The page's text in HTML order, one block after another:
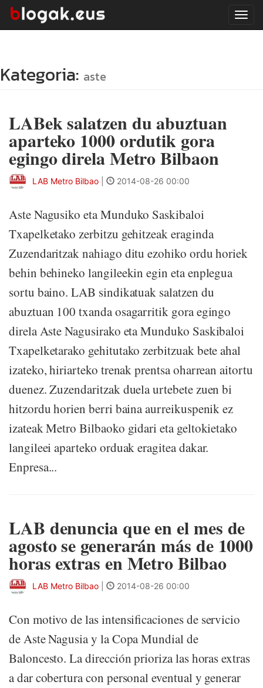
Kategoria: aste
LABek salatzen du abuztuan
aparteko 1000 ordutik gora
egingo direla Metro Bilbaon
LAB Metro Bilbao 2014-08-26 00:00
Aste Nagusiko eta Munduko Saskibaloi
Txapelketako zerbitzu gehitzeak eraginda
Zuzendaritzak nahiago ditu ezohiko ordu horiek
behin behineko langileekin egin eta enplegua
sortu baino. LAB sindikatuak salatzen du
abuztuan 100 txanda osagarritik gora egingo
direla Aste Nagusirako eta Munduko Saskibaloi
Txapelketarako gehitutako zerbitzuak bete ahal
izateko, hiriarteko trenak prentsa oharrean aitortu
duenez. Zuzendaritzak duela urtebete zuen bi
hitzordu horien berri baina aurreikuspenik ez
izateak Metro Bilbaoko gidari eta geltokietako
langileei aparteko orduak eragitea dakar.
Enpresa...
LAB denuncia que en el mes de
agosto se generarán más de 1000
horas extras en Metro Bilbao
LAB Metro Bilbao 2014-08-26 00:00
Con motivo de las intensificaciones de servicio
de Aste Nagusia y la Copa Mundial de
Baloncesto. La dirección prioriza las horas extras
a dar cobertura con personal eventual y generar